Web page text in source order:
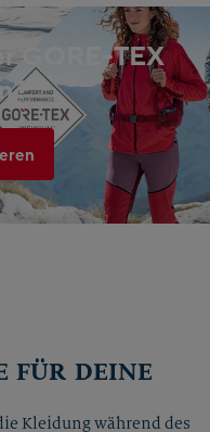
GORE-TEX
FÜR DEINE
Kleidung während des